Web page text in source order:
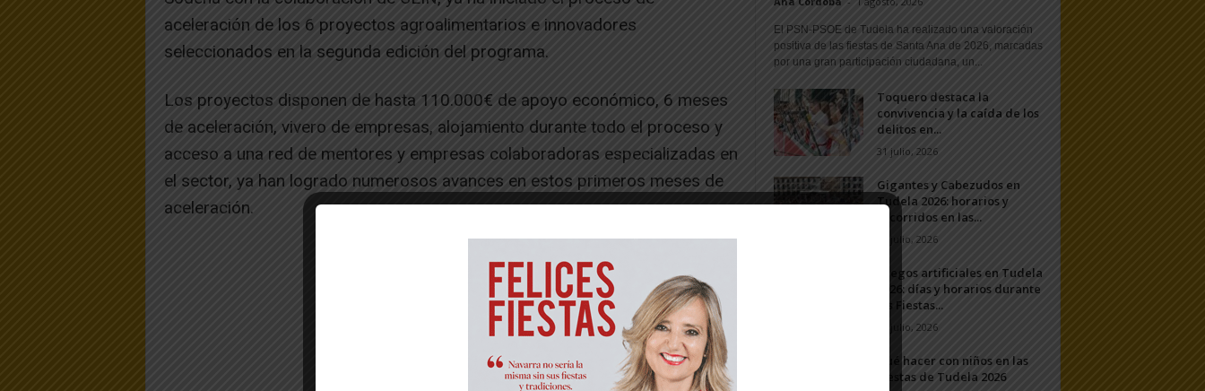
aceleración de los 6 proyectos agroalimentarios e innovadores
seleccionados en la segunda edición del programa.
Los proyectos disponen de hasta 110.000€ de apoyo económico, 6 meses
de aceleración, vivero de empresas, alojamiento durante todo el proceso y
acceso a una red de mentores y empresas colaboradoras especializadas en
el sector, ya han logrado numerosos avances en estos primeros meses de
aceleración.
El PSN-PSOE de Tudela ha realizado una valoración
positiva de las fiestas de Santa Ana de 2026, marcadas
por una gran participación ciudadana, un...
Toquero destaca la
convivencia y la caída de los
delitos en...
31 julio, 2026
Gigantes y Cabezudos en
Tudela 2026: horarios y
recorridos en las...
25 julio, 2026
Fuegos artificiales en Tudela
2026: días y horarios durante
las Fiestas...
24 julio, 2026
Qué hacer con niños en las
Fiestas de Tudela 2026